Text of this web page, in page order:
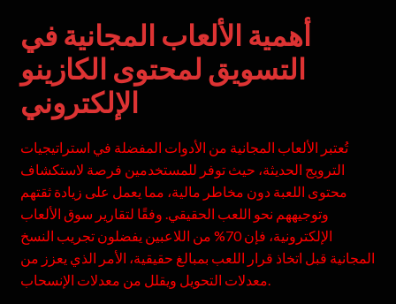
أهمية الألعاب المجانية في
التسويق لمحتوى الكازينو
الإلكتروني
تُعتبر الألعاب المجانية من الأدوات المفضلة في استراتيجيات
الترويج الحديثة، حيث توفر للمستخدمين فرصة لاستكشاف
محتوى اللعبة دون مخاطر مالية، مما يعمل على زيادة ثقتهم
وتوجيههم نحو اللعب الحقيقي. وفقًا لتقارير سوق الألعاب
الإلكترونية، فإن 70% من اللاعبين يفضلون تجريب النسخ
المجانية قبل اتخاذ قرار اللعب بمبالغ حقيقية، الأمر الذي يعزز من
معدلات التحويل ويقلل من معدلات الإنسحاب.